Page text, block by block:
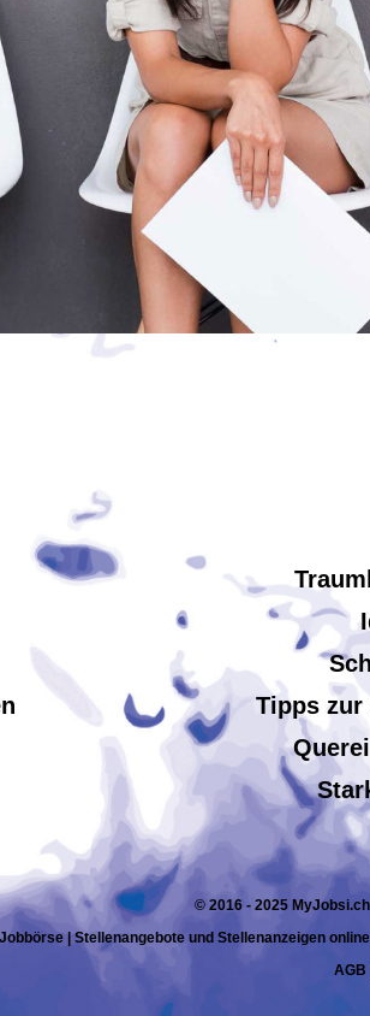
Tipps zur
© 2016 - 2025
| Stellenangebote und Stellenanzeigen
AGB